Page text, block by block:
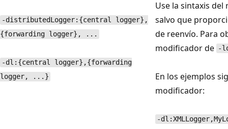
-distributedLogger:{central logger},
{forwarding logger}, ...
-dl:{central logger},{forwarding
logger, ...}
Use la sintaxis
salvo que
de reenvío. Para
modificador de -
En los ejemplos
modificador:
-